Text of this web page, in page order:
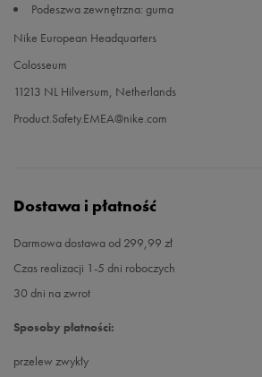
47 30,5 cm
32 cm
Podeszwa zewnętrzna: guma
Nike European Headquarters
Colosseum
11213 NL Hilversum, Netherlands
Product.Safety.EMEA@nike.com
Dostawa i płatność
Darmowa dostawa od 299,99 zł
Czas realizacji 1-5 dni roboczych
30 dni na zwrot
Sposoby płatności:
przelew zwykły